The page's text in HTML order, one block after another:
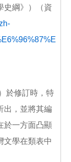
史綱》）（資
於修訂時，特
出，並將其編
於一方面凸顯
文學在類表中